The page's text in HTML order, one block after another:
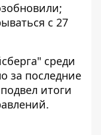
;
с 27
среди
за последние
итоги